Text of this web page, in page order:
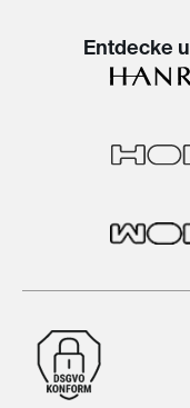
Entdecke